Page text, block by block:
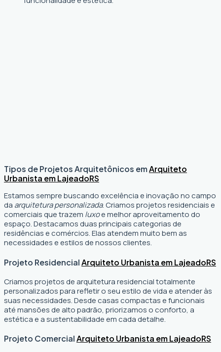
Tipos de Projetos Arquitetônicos emArquiteto
Urbanista em LajeadoRS
Estamos sempre buscando excelência e inovação no campo
da arquitetura personalizada. Criamos projetos residenciais e
comerciais que trazem luxoe melhor aproveitamento do
espaço. Destacamos duas principais categorias de
residências e comércios. Elas atendem muito bem as
necessidades e estilos de nossos clientes.
Projeto ResidencialArquiteto Urbanista em LajeadoRS
Criamos projetos de arquitetura residencial totalmente
personalizados para refletir o seu estilo de vida e atender às
suas necessidades. Desde casas compactas e funcionais
até mansões de alto padrão, priorizamos o conforto, a
estética e a sustentabilidade em cada detalhe.
Projeto ComercialArquiteto Urbanista em LajeadoRS